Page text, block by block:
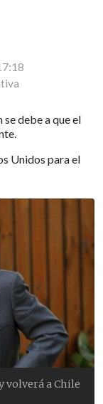
se debe a que el
Unidos para el
volverá a Chile